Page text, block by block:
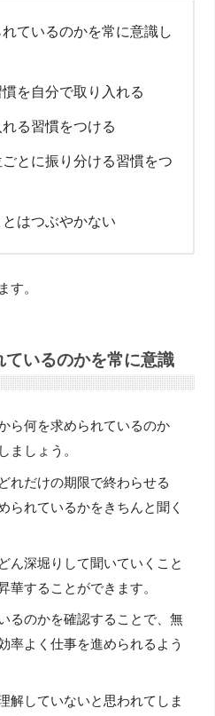
れているのかを常に意識し
を自分で取り入れる
る習慣をつける
とに振り分ける習慣をつ
はつぶやかない
す。
ているのかを常に意識
ら何を求められているのか
ましょう。
れだけの期限で終わらせる
られているかをきちんと聞く
ん深堀りして聞いていくこと
華することができます。
るのかを確認することで、無
率よく仕事を進められるよう
解していないと思われてしま